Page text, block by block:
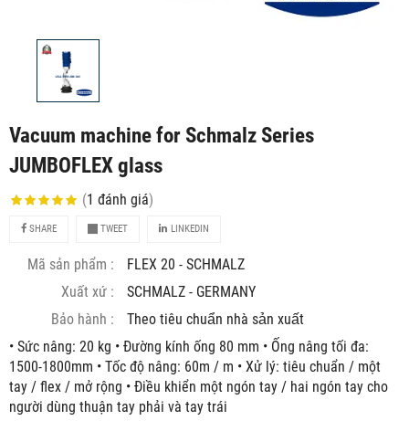
Vacuum machine for Schmalz Series
JUMBOFLEX glass
(1 đánh giá)
SHARE TWEET LINKEDIN
Mã sản phẩm :
FLEX 20 - SCHMALZ
Xuất xứ :
SCHMALZ - GERMANY
Bảo hành :
Theo tiêu chuẩn nhà sản xuất
• Sức nâng: 20 kg • Đường kính ống 80 mm • Ống nâng tối đa:
1500-1800mm • Tốc độ nâng: 60m / m • Xử lý: tiêu chuẩn / một
tay / flex / mở rộng • Điều khiển một ngón tay / hai ngón tay cho
người dùng thuận tay phải và tay trái